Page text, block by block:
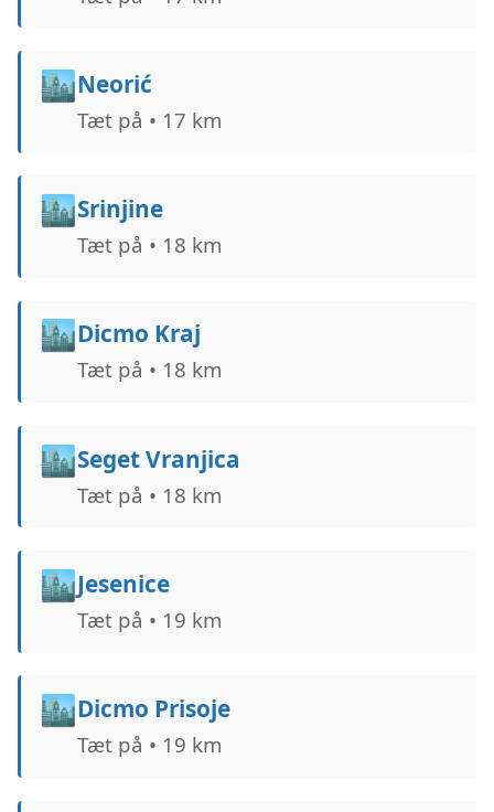
🏙️Neorić
Tæt på • 17 km
🏙️Srinjine
Tæt på • 18 km
🏙️Dicmo Kraj
Tæt på • 18 km
🏙️Seget Vranjica
Tæt på • 18 km
🏙️Jesenice
Tæt på • 19 km
🏙️Dicmo Prisoje
Tæt på • 19 km